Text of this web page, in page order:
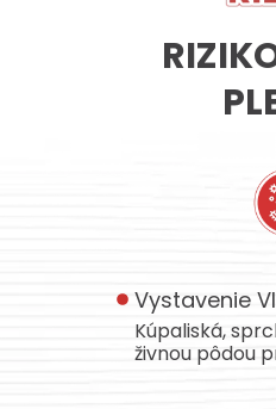
Vystavenie
Kúpaliská,
živnou pôdou